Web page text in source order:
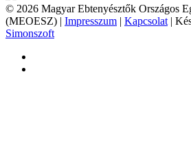
© 2026 Magyar Ebtenyésztők Országos
(MEOESZ) | Impresszum | Kapcsolat |
Simonszoft